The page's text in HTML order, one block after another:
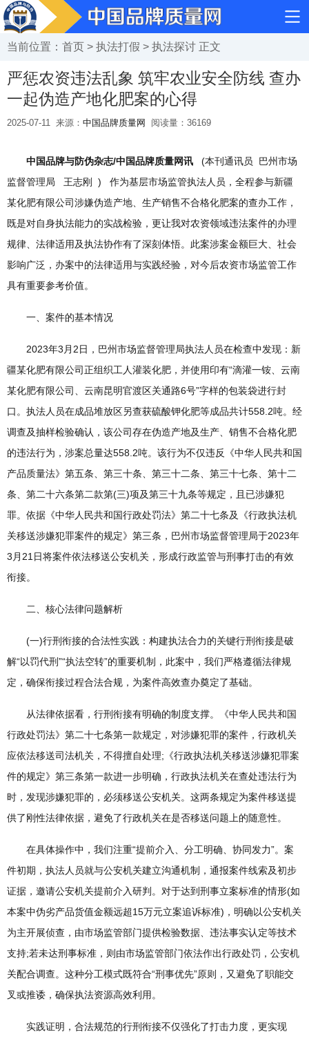
当前位置： 首页 > 执法打假 > 执法探讨 正文
严惩农资违法乱象 筑牢农业安全防线 查办
一起伪造产地化肥案的心得
2025-07-11 来源： 中国品牌质量网 阅读量： 36169
中国品牌与防伪杂志/中国品牌质量网讯
(本刊通讯员 巴州市场
监督管理局 王志刚 ) 作为基层市场监管执法人员，全程参与新疆
某化肥有限公司涉嫌伪造产地、生产销售不合格化肥案的查办工作，
既是对自身执法能力的实战检验，更让我对农资领域违法案件的办理
规律、法律适用及执法协作有了深刻体悟。此案涉案金额巨大、社会
影响广泛，办案中的法律适用与实践经验，对今后农资市场监管工作
具有重要参考价值。
一、案件的基本情况
2023年3月2日，巴州市场监督管理局执法人员在检查中发现：新
疆某化肥有限公司正组织工人灌装化肥，并使用印有“滴灌一铵、云南
某化肥有限公司、云南昆明官渡区关通路6号”字样的包装袋进行封
口。执法人员在成品堆放区另查获硫酸钾化肥等成品共计558.2吨。经
调查及抽样检验确认，该公司存在伪造产地及生产、销售不合格化肥
的违法行为，涉案总量达558.2吨。该行为不仅违反《中华人民共和国
产品质量法》第五条、第三十条、第三十二条、第三十七条、第十二
条、第二十六条第二款第(三)项及第三十九条等规定，且已涉嫌犯
罪。依据《中华人民共和国行政处罚法》第二十七条及《行政执法机
关移送涉嫌犯罪案件的规定》第三条，巴州市场监督管理局于2023年
3月21日将案件依法移送公安机关，形成行政监管与刑事打击的有效
衔接。
二、核心法律问题解析
(一)行刑衔接的合法性实践：构建执法合力的关键行刑衔接是破
解“以罚代刑”“执法空转”的重要机制，此案中，我们严格遵循法律规
定，确保衔接过程合法合规，为案件高效查办奠定了基础。
从法律依据看，行刑衔接有明确的制度支撑。《中华人民共和国
行政处罚法》第二十七条第一款规定，对涉嫌犯罪的案件，行政机关
应依法移送司法机关，不得擅自处理;《行政执法机关移送涉嫌犯罪案
件的规定》第三条第一款进一步明确，行政执法机关在查处违法行为
时，发现涉嫌犯罪的，必须移送公安机关。这两条规定为案件移送提
供了刚性法律依据，避免了行政机关在是否移送问题上的随意性。
在具体操作中，我们注重“提前介入、分工明确、协同发力”。案
件初期，执法人员就与公安机关建立沟通机制，通报案件线索及初步
证据，邀请公安机关提前介入研判。对于达到刑事立案标准的情形(如
本案中伪劣产品货值金额远超15万元立案追诉标准)，明确以公安机关
为主开展侦查，由市场监管部门提供检验数据、违法事实认定等技术
支持;若未达刑事标准，则由市场监管部门依法作出行政处罚，公安机
关配合调查。这种分工模式既符合“刑事优先”原则，又避免了职能交
叉或推诿，确保执法资源高效利用。
实践证明，合法规范的行刑衔接不仅强化了打击力度，更实现